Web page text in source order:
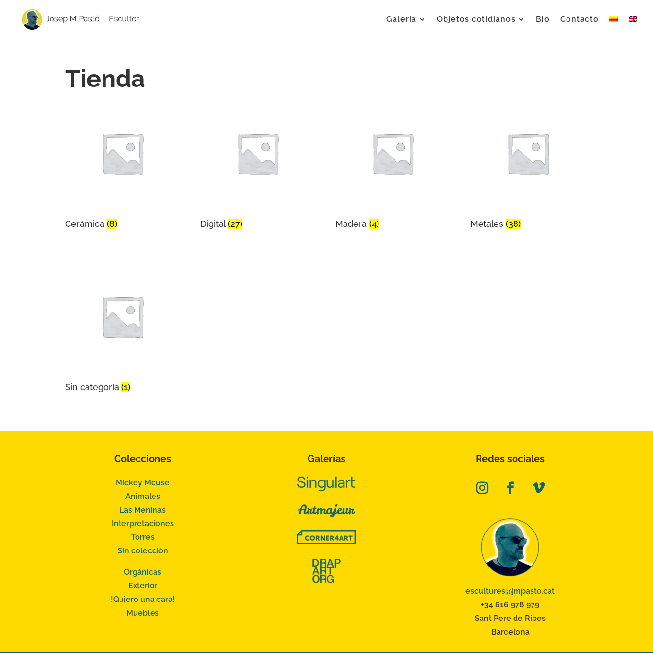
Galería Objetos cotidianos Bio Contacto
Tienda
Cerámica(8) Digital(27) Madera(4) Metales(38)
Sin categoría(1)
Colecciones
Mickey Mouse
Animales
Las Meninas
Interpretaciones
Torres
Sin colección
Orgánicas
Exterior
!Quiero una cara!
Muebles
Galerías Redes sociales
escultures@jmpasto.cat
+34 616 978 979
Sant Pere de Ribes
Barcelona